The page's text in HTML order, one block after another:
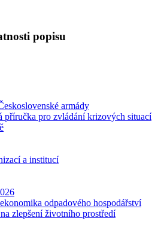
popisu
armády
příručka pro zvládání krizových situací
a institucí
odpadového hospodářství
zlepšení životního prostředí